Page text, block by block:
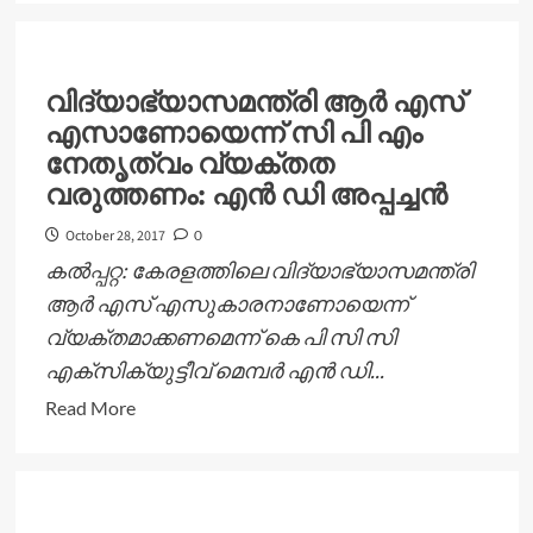
നേതൃത്വത്തിൽ
അധ്യാപകർക്കായി
പരിശീലന
പരിപാടി
വിദ്യാഭ്യാസമന്ത്രി ആര്‍ എസ്
എസാണോയെന്ന് സി പി എം
നേതൃത്വം വ്യക്തത
വരുത്തണം: എന്‍ ഡി അപ്പച്ചന്‍
October 28, 2017 0
കല്‍പ്പറ്റ: കേരളത്തിലെ വിദ്യാഭ്യാസമന്ത്രി
ആര്‍ എസ് എസുകാരനാണോയെന്ന്
വ്യക്തമാക്കണമെന്ന് കെ പി സി സി
എക്‌സിക്യുട്ടീവ് മെമ്പര്‍ എന്‍ ഡി...
Read MoreRead